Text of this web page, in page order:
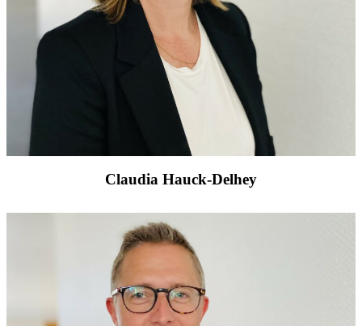
Claudia Hauck-Delhey